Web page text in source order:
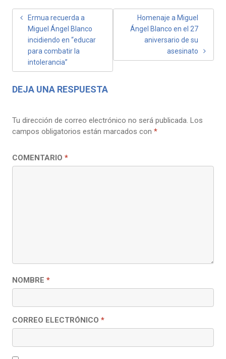
NAVEGACIÓN
ENTRADAS
Ermua recuerda a
Miguel Ángel Blanco
incidiendo en “educar
para combatir la
intolerancia”
Homenaje a Miguel
Ángel Blanco en el 27
aniversario de su
asesinato
DEJA UNA RESPUESTA
Tu dirección de correo electrónico no será publicada. Los
campos obligatorios están marcados con *
COMENTARIO *
NOMBRE *
CORREO ELECTRÓNICO *